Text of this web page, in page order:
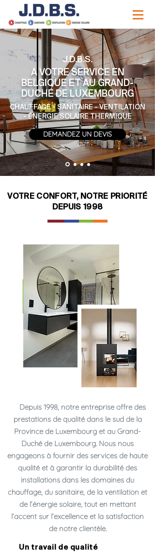
J.D.B.S.
A VOTRE SERVICE EN
BELGIQUE ET AU GRAND-
DUCHÉ DE LUXEMBOURG
CHAUFFAGE-SANITAIRE-VENTILATION
- ÉNERGIE SOLAIRE THERMIQUE
DEMANDEZ UN DEVIS
VOTRE CONFORT, NOTRE PRIORITÉ
DEPUIS 1998
Depuis 1998, notre entreprise offre des
prestations de qualité dans le sud de la
Province de Luxembourg et au Grand-
Duché de Luxembourg. Nous nous
engageons à fournir des services de haute
qualité et à garantir la durabilité des
installations dans les domaines du
chauffage, du sanitaire, de la ventilation et
de l’énergie solaire, tout en mettant
l’accent sur l’excellence et la satisfaction
de notre clientèle.
Un travail de qualité